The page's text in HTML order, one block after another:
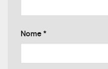
Nome *